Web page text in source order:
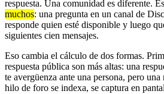
respuesta. Una comunidad es diferente. Es
muchos: una pregunta en un canal de
responde quien esté disponible y luego
siguientes cien mensajes.
Eso cambia el cálculo de dos formas.
respuesta pública son más altas: una
te avergüenza ante una persona, pero
hilo de foro se indexa, se captura en